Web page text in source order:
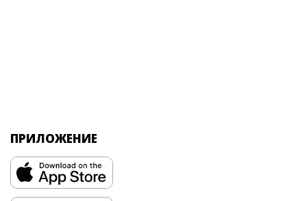
ПРИЛОЖЕНИЕ